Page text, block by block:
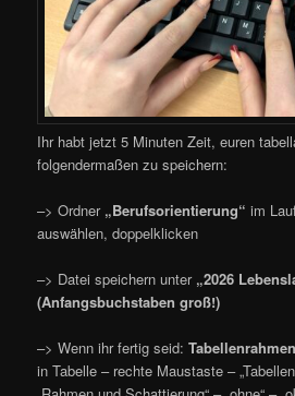
Ihr habt jetzt 5 Minuten Zeit, euren
folgendermaßen zu speichern:
–> Ordner„Berufsorientierung“ im
auswählen, doppelklicken
–> Datei speichern unter„2026
(Anfangsbuchstaben groß!)
–> Wenn ihr fertig seid:
in Tabelle – rechte Maustaste –